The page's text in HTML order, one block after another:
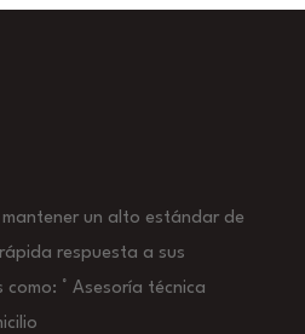
un alto estándar de
respuesta a sus
° Asesoría técnica